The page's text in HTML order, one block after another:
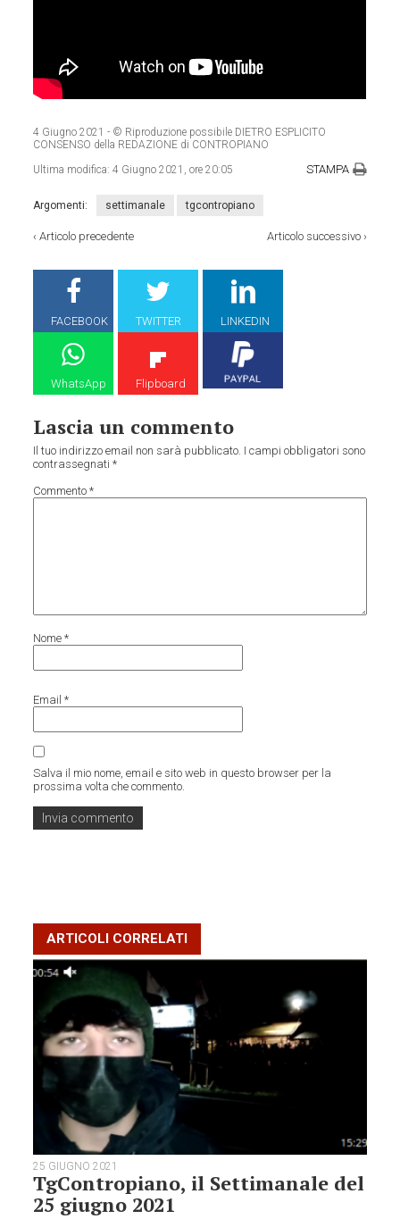
4 Giugno 2021 - © Riproduzione possibile DIETRO ESPLICITO
CONSENSO della REDAZIONE di CONTROPIANO
Ultima modifica:4 Giugno 2021, ore 20:05 STAMPA
Argomenti: settimanale tgcontropiano
‹Articolo precedente Articolo successivo›
FACEBOOK TWITTER LINKEDIN
WhatsApp Flipboard
Lascia un commento
Il tuo indirizzo email non sarà pubblicato. I campi obbligatori sono
contrassegnati*
Commento*
Nome*
Email*
Salva il mio nome, email e sito web in questo browser per la
prossima volta che commento.
ARTICOLI CORRELATI
25 GIUGNO 2021
TgContropiano, il Settimanale del
25 giugno 2021